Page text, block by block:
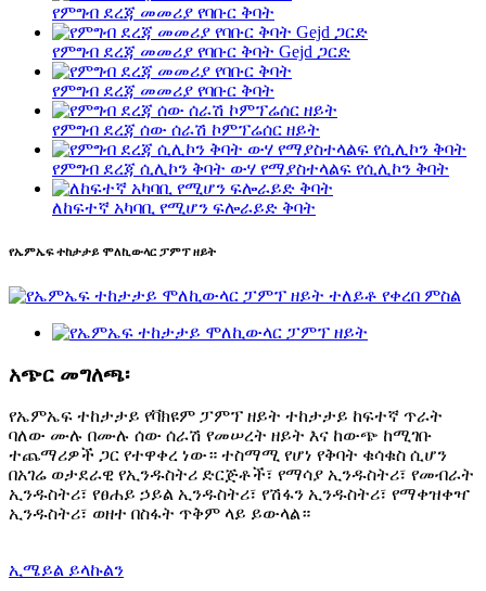
የምግብ ደረጃ መመሪያ የባቡር ቅባት
የምግብ ደረጃ መመሪያ የባቡር ቅባት Gejd ጋርድ
የምግብ ደረጃ መመሪያ የባቡር ቅባት
የምግብ ደረጃ ሰው ሰራሽ ኮምፕሬሰር ዘይት
የምግብ ደረጃ ሲሊኮን ቅባት ውሃ የማያስተላልፍ የሲሊኮን ቅባት
ለከፍተኛ አካባቢ የሚሆን ፍሎራይድ ቅባት
የኤምኤፍ ተከታታይ ሞለኪውላር ፓምፕ ዘይት
አጭር መግለጫ፡
የኤምኤፍ ተከታታይ የቫክዩም ፓምፕ ዘይት ተከታታይ ከፍተኛ ጥራት
ባለው ሙሉ በሙሉ ሰው ሰራሽ የመሠረት ዘይት እና ከውጭ ከሚገቡ
ተጨማሪዎች ጋር የተዋቀረ ነው። ተስማሚ የሆነ የቅባት ቁሳቁስ ሲሆን
በአገሬ ወታደራዊ የኢንዱስትሪ ድርጅቶች፣ የማሳያ ኢንዱስትሪ፣ የመብራት
ኢንዱስትሪ፣ የፀሐይ ኃይል ኢንዱስትሪ፣ የሽፋን ኢንዱስትሪ፣ የማቀዝቀዣ
ኢንዱስትሪ፣ ወዘተ በስፋት ጥቅም ላይ ይውላል።
ኢሜይል ይላኩልን